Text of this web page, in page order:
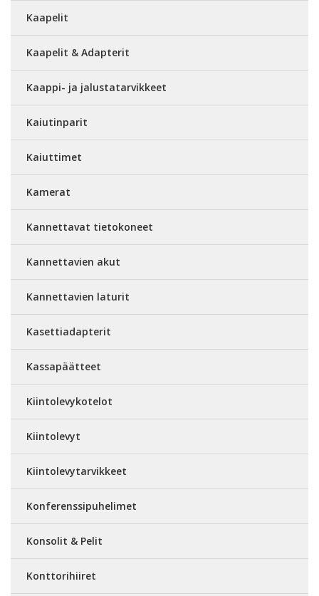
Kaapelit
Kaapelit & Adapterit
Kaappi- ja jalustatarvikkeet
Kaiutinparit
Kaiuttimet
Kamerat
Kannettavat tietokoneet
Kannettavien akut
Kannettavien laturit
Kasettiadapterit
Kassapäätteet
Kiintolevykotelot
Kiintolevyt
Kiintolevytarvikkeet
Konferenssipuhelimet
Konsolit & Pelit
Konttorihiiret